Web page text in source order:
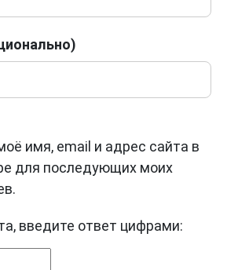
имя, email и адрес сайта в
для последующих моих
введите ответ цифрами: